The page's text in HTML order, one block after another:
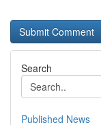
Search
Published News